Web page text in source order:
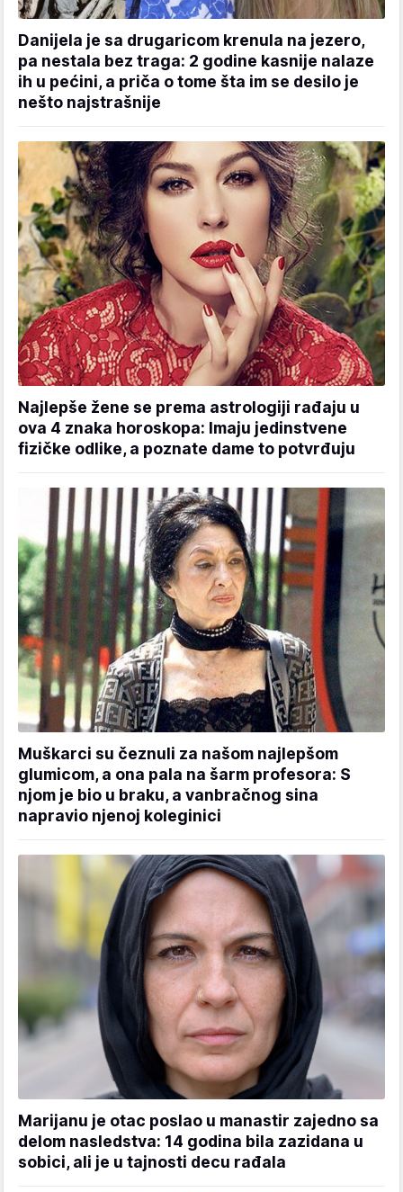
Danijela je sa drugaricom krenula na jezero,
pa nestala bez traga: 2 godine kasnije nalaze
ih u pećini, a priča o tome šta im se desilo je
nešto najstrašnije
Najlepše žene se prema astrologiji rađaju u
ova 4 znaka horoskopa: Imaju jedinstvene
fizičke odlike, a poznate dame to potvrđuju
Muškarci su čeznuli za našom najlepšom
glumicom, a ona pala na šarm profesora: S
njom je bio u braku, a vanbračnog sina
napravio njenoj koleginici
Marijanu je otac poslao u manastir zajedno sa
delom nasledstva: 14 godina bila zazidana u
sobici, ali je u tajnosti decu rađala